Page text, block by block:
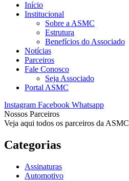
Início
Institucional
Sobre a ASMC
Estrutura
Benefícios do Associado
Notícias
Parceiros
Fale Conosco
Seja Associado
Portal ASMC
Instagram Facebook Whatsapp
Nossos Parceiros
Veja aqui todos os parceiros da ASMC
Categorias
Assinaturas
Automotivo